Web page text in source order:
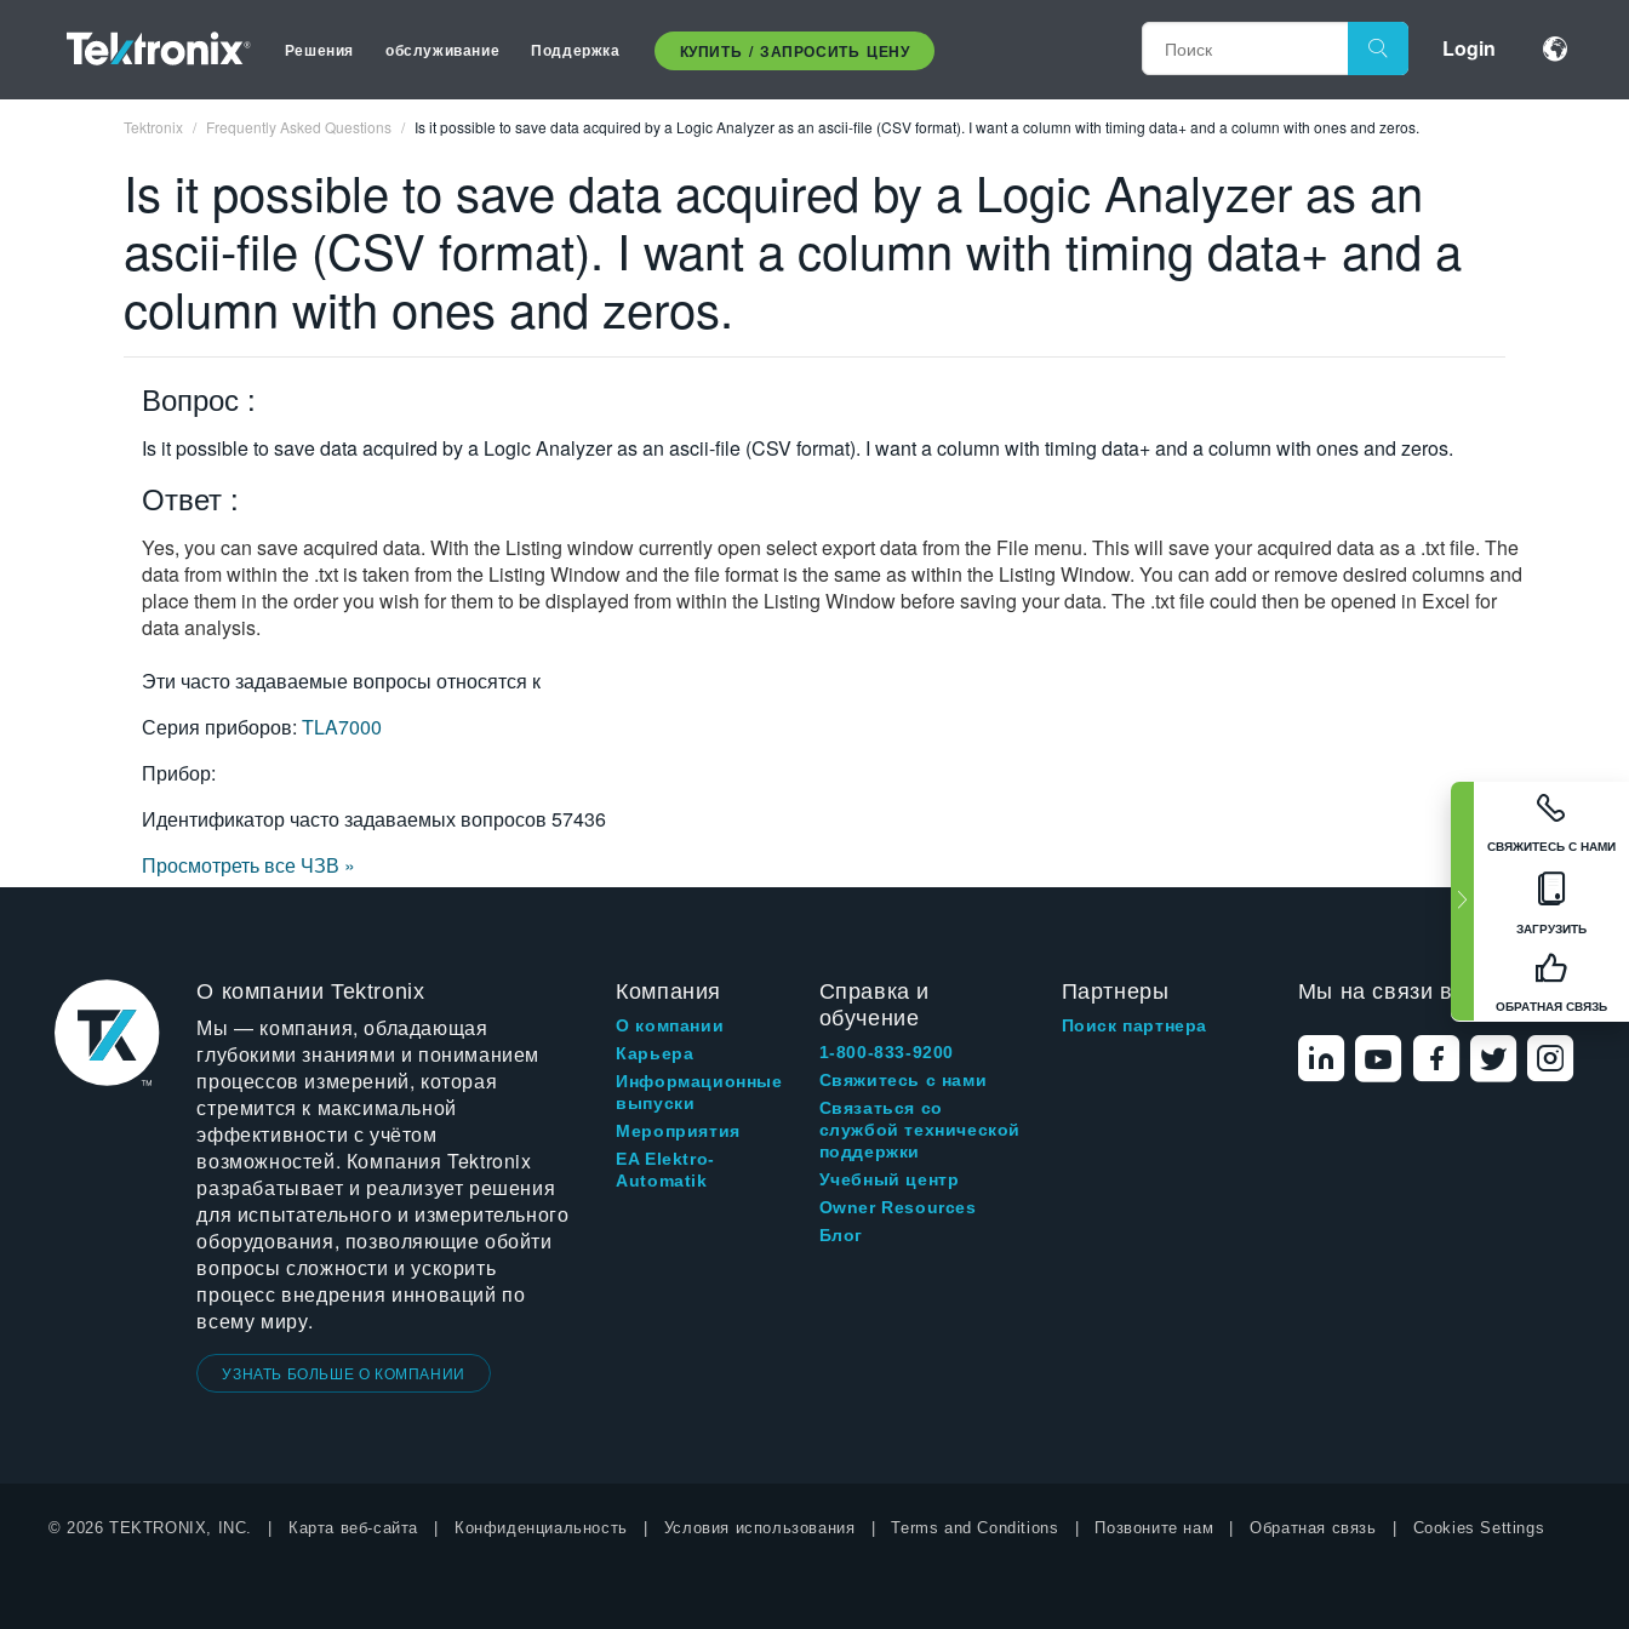
Решения обслуживание Поддержка КУПИТЬ / ЗАПРОСИТЬ ЦЕНУ Login
СВЯЖИТЕСЬ С НАМИ
ЗАГРУЗИТЬ
ОБРАТНАЯ СВЯЗЬ
Tektronix Frequently Asked Questions Is it possible to save data acquired by a Logic Analyzer as an ascii-file (CSV format). I want a column with timing data+ and a column with ones and zeros.
Is it possible to save data acquired by a Logic Analyzer as an
ascii-file (CSV format). I want a column with timing data+ and a
column with ones and zeros.
Вопрос :
Is it possible to save data acquired by a Logic Analyzer as an ascii-file (CSV format). I want a column with timing data+ and a column with ones and zeros.
Ответ :
Yes, you can save acquired data. With the Listing window currently open select export data from the File menu. This will save your acquired data as a .txt file. The
data from within the .txt is taken from the Listing Window and the file format is the same as within the Listing Window. You can add or remove desired columns and
place them in the order you wish for them to be displayed from within the Listing Window before saving your data. The .txt file could then be opened in Excel for
data analysis.
Эти часто задаваемые вопросы относятся к
Серия приборов: TLA7000
Прибор:
Идентификатор часто задаваемых вопросов 57436
Просмотреть все ЧЗВ »
О компании Tektronix
Мы — компания, обладающая
глубокими знаниями и пониманием
процессов измерений, которая
стремится к максимальной
эффективности с учётом
возможностей. Компания Tektronix
разрабатывает и реализует решения
для испытательного и измерительного
оборудования, позволяющие обойти
вопросы сложности и ускорить
процесс внедрения инноваций по
всему миру.
УЗНАТЬ БОЛЬШЕ О КОМПАНИИ
Компания
О компании
Карьера
Информационные
выпуски
Мероприятия
EA Elektro-
Automatik
Справка и
обучение
1-800-833-9200
Свяжитесь с нами
Связаться со
службой технической
поддержки
Учебный центр
Owner Resources
Блог
Партнеры
Поиск партнера
Мы на связи в
© 2026 TEKTRONIX, INC. Карта веб-сайта Конфиденциальность Условия использования Terms and Conditions Позвоните нам Обратная связь Cookies Settings